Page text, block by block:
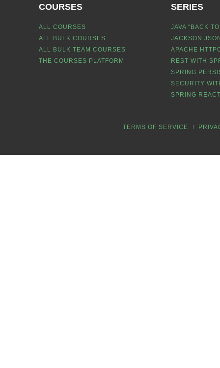
COURSES
ALL COURSES
ALL BULK COURSES
ALL BULK TEAM COURSES
THE COURSES PLATFORM
SERIES
JAVA “BACK
JACKSON
APACHE
REST WITH
SPRING
SECURITY
SPRING
TERMS OF SERVICE